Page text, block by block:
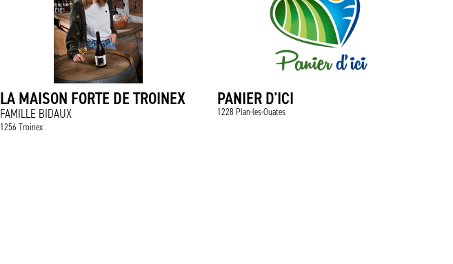
LA MAISON FORTE DE TROINEX
FAMILLE BIDAUX
1256 Troinex
PANIER D'ICI
1228 Plan-les-Ouates